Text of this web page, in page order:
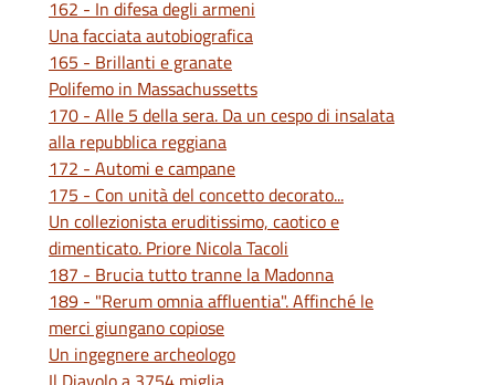
162 - In difesa degli armeni
Una facciata autobiografica
165 - Brillanti e granate
Polifemo in Massachussetts
170 - Alle 5 della sera. Da un cespo di insalata
alla repubblica reggiana
172 - Automi e campane
175 - Con unità del concetto decorato...
Un collezionista eruditissimo, caotico e
dimenticato. Priore Nicola Tacoli
187 - Brucia tutto tranne la Madonna
189 - "Rerum omnia affluentia". Affinché le
merci giungano copiose
Un ingegnere archeologo